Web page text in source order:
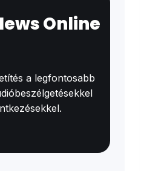
Online
a legfontosabb